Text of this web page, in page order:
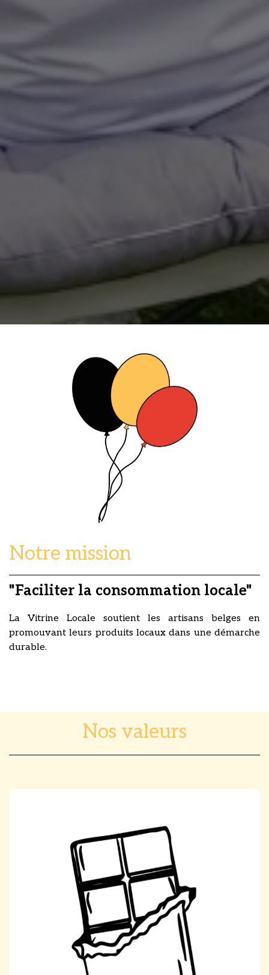
Notre mission
"Faciliter la consommation locale"
La Vitrine Locale soutient les artisans belges en
promouvant leurs produits locaux dans une démarche
durable.
Nos valeurs